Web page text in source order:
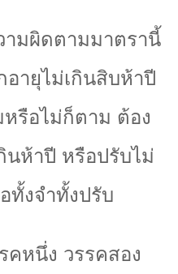
ามผิดตามมาตรานี้
อายุไม่เกินสิบห้าปี
รือไม่ก็ตาม ต้อง
นห้าปี หรือปรับไม่
ทั้งจำทั้งปรับ
คหนึ่ง วรรคสอง